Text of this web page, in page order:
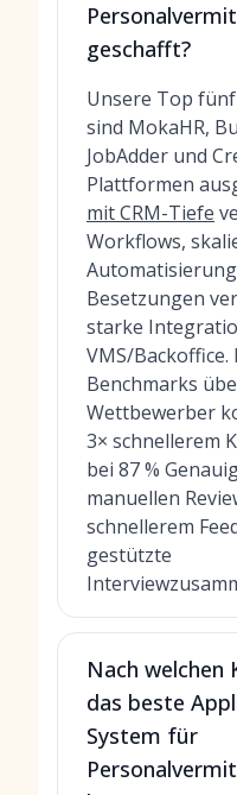
geschafft?
Unsere Top
sind MokaHR,
JobAdder und
Plattformen
mit CRM-Tiefe
Workflows,
Besetzungen
starke
VMS/
Benchmarks
Wettbewerber
3× schnellerem
bei 87 %
manuellen
schnellerem
gestützte
Nach welchen
das beste
System für